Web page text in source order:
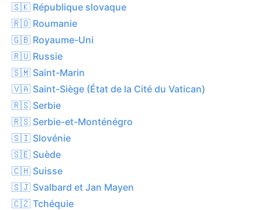
🇸🇰 République slovaque
🇷🇴 Roumanie
🇬🇧 Royaume-Uni
🇷🇺 Russie
🇸🇲 Saint-Marin
🇻🇦 Saint-Siège (État de la Cité du Vatican)
🇷🇸 Serbie
🇷🇸 Serbie-et-Monténégro
🇸🇮 Slovénie
🇸🇪 Suède
🇨🇭 Suisse
🇸🇯 Svalbard et Jan Mayen
🇨🇿 Tchéquie